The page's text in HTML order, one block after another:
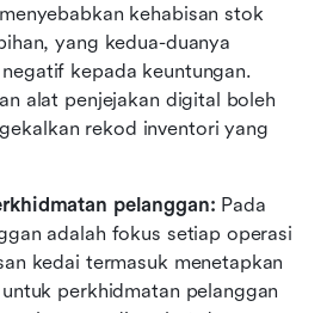
kehabisan stok
yang kedua-duanya
kepada keuntungan.
alat penjejakan digital boleh
rekod inventori yang
pelanggan: Pada
adalah fokus setiap operasi
kedai termasuk menetapkan
perkhidmatan pelanggan